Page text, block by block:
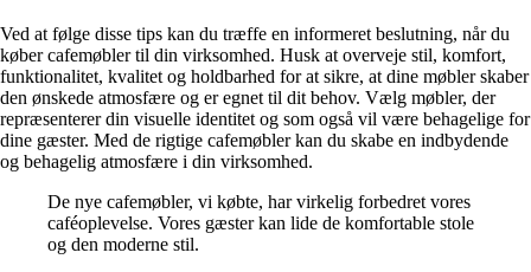
Ved at følge disse tips kan du træffe en informeret beslutning, når du
køber cafemøbler til din virksomhed. Husk at overveje stil, komfort,
funktionalitet, kvalitet og holdbarhed for at sikre, at dine møbler skaber
den ønskede atmosfære og er egnet til dit behov. Vælg møbler, der
repræsenterer din visuelle identitet og som også vil være behagelige for
dine gæster. Med de rigtige cafemøbler kan du skabe en indbydende
og behagelig atmosfære i din virksomhed.
De nye cafemøbler, vi købte, har virkelig forbedret vores
caféoplevelse. Vores gæster kan lide de komfortable stole
og den moderne stil.